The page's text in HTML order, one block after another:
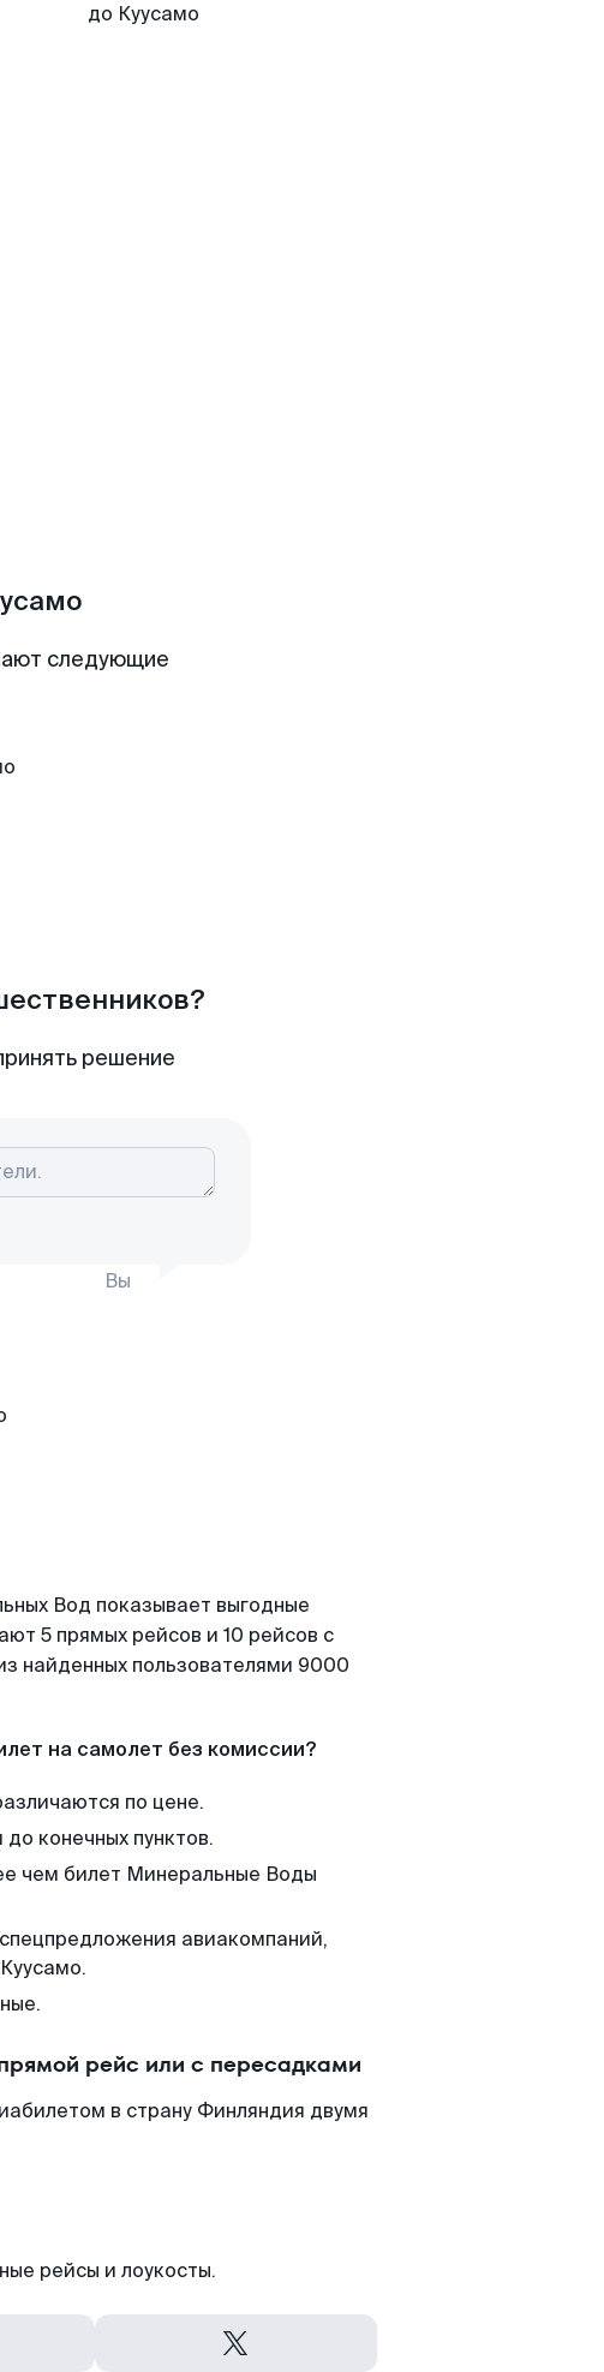
до Куусамо
следующие
решение
Вы
Вод показывает выгодные
5 прямых рейсов и 10 рейсов с
найденных пользователями 9000
на самолет без комиссии?
по цене.
конечных пунктов.
чем билет Минеральные Воды
авиакомпаний,
рейс или с пересадками
в страну Финляндия двумя
рейсы и лоукосты.